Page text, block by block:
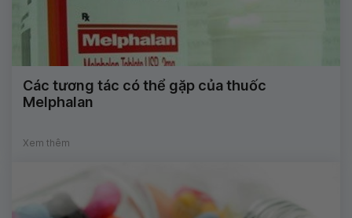
Các tương tác có thể gặp của thuốc
Melphalan
Xem thêm